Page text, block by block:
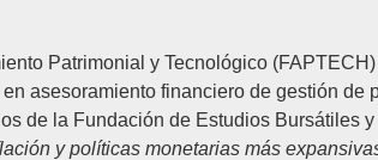
Patrimonial y Tecnológico (FAPTECH)
asesoramiento financiero de gestión de
de la Fundación de Estudios Bursátiles
y políticas monetarias más